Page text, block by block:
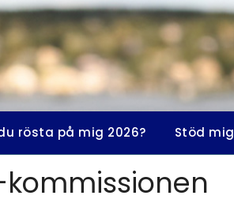
rösta på mig 2026? Stöd mig
kommissionen